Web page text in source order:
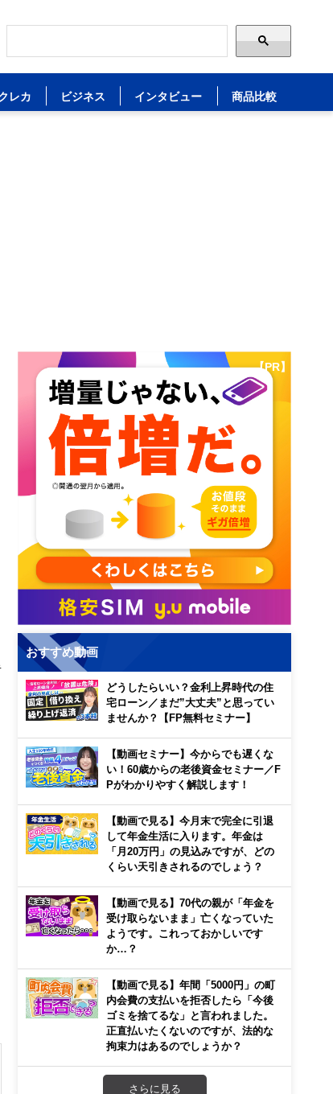
レカ ビジネス インタビュー 商品比較
【PR】
おすすめ動画
どうしたらいい？金利上昇時代の住
宅ローン／まだ”大丈夫”と思ってい
ませんか？【FP無料セミナー】
【動画セミナー】今からでも遅くな
い！60歳からの老後資金セミナー／F
Pがわかりやすく解説します！
【動画で見る】今月末で完全に引退
して年金生活に入ります。年金は
「月20万円」の見込みですが、どの
くらい天引きされるのでしょう？
【動画で見る】70代の親が「年金を
受け取らないまま」亡くなっていた
ようです。これっておかしいです
か…？
【動画で見る】年間「5000円」の町
内会費の支払いを拒否したら「今後
ゴミを捨てるな」と言われました。
正直払いたくないのですが、法的な
拘束力はあるのでしょうか？
さらに見る